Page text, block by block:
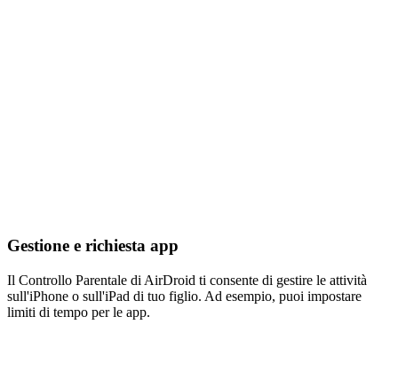
Gestione e richiesta app
Il Controllo Parentale di AirDroid ti consente di gestire le attività
sull'iPhone o sull'iPad di tuo figlio. Ad esempio, puoi impostare
limiti di tempo per le app.